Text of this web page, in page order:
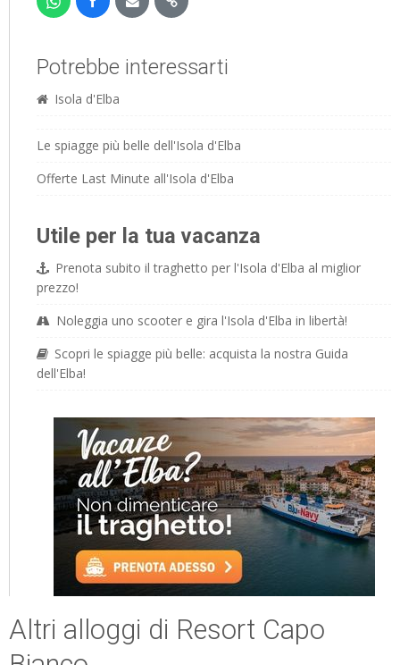
Potrebbe interessarti
Isola d'Elba
Le spiagge più belle dell'Isola d'Elba
Offerte Last Minute all'Isola d'Elba
Utile per la tua vacanza
Prenota subito il traghetto per l'Isola d'Elba al miglior
prezzo!
Noleggia uno scooter e gira l'Isola d'Elba in libertà!
Scopri le spiagge più belle: acquista la nostra Guida
dell'Elba!
Altri alloggi di Resort Capo